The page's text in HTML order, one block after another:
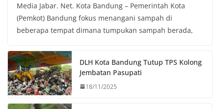
c
e
b
o
k
i
t
t
r
a
t
s
p
p
p
y
L
n
k
Media Jabar. Net. Kota Bandung – Pemerintah Kota
(Pemkot) Bandung fokus menangani sampah di
beberapa tempat dimana tumpukan sampah berada,
DLH Kota Bandung Tutup TPS Kolong
Jembatan Pasupati
18/11/2025